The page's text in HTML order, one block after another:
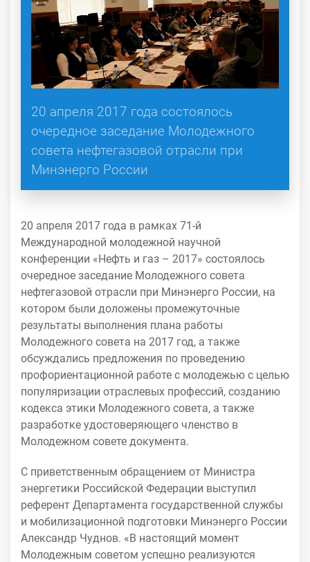
20 апреля 2017 года состоялось
очередное заседание Молодежного
совета нефтегазовой отрасли при
Минэнерго России
20 апреля 2017 года в рамках 71-й
Международной молодежной научной
конференции «Нефть и газ – 2017» состоялось
очередное заседание Молодежного совета
нефтегазовой отрасли при Минэнерго России, на
котором были доложены промежуточные
результаты выполнения плана работы
Молодежного совета на 2017 год, а также
обсуждались предложения по проведению
профориентационной работе с молодежью с целью
популяризации отраслевых профессий, созданию
кодекса этики Молодежного совета, а также
разработке удостоверяющего членство в
Молодежном совете документа.
С приветственным обращением от Министра
энергетики Российской Федерации выступил
референт Департамента государственной службы
и мобилизационной подготовки Минэнерго России
Александр Чуднов. «В настоящий момент
Молодежным советом успешно реализуются